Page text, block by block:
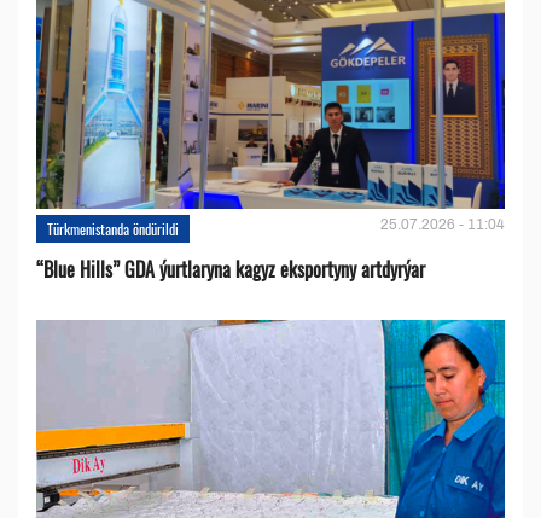
Türkmenistanda öndürildi 25.07.2026 - 11:04
“Blue Hills” GDA ýurtlaryna kagyz eksportyny artdyrýar